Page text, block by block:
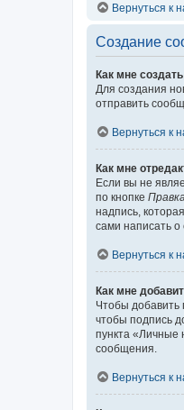
Вернуться к
Создание
Как мне
Для создания
отправить
Вернуться к
Как мне
Если вы не
по кнопке Правка
надпись,
сами написать о
Вернуться к
Как мне
Чтобы добавить
чтобы подпись
пункта «Личные
сообщения.
Вернуться к